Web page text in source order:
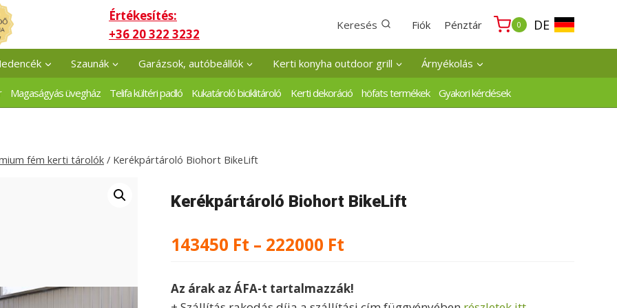
Értékesítés:
+36 20 322 3232
Keresés Fiók Pénztár 0 DE
Szaunák Garázsok, autóbeállók Kerti konyha outdoor grill Árnyékolás
Magaságyás üvegház Telifa kültéri padló Kukatároló biciklitároló Kerti dekoráció höfats termékek Gyakori kérdések
fém kerti tárolók / Kerékpártároló Biohort BikeLift
Kerékpártároló Biohort BikeLift
143450 Ft – 222000 Ft
-
Az árak az ÁFA-t tartalmazzák!